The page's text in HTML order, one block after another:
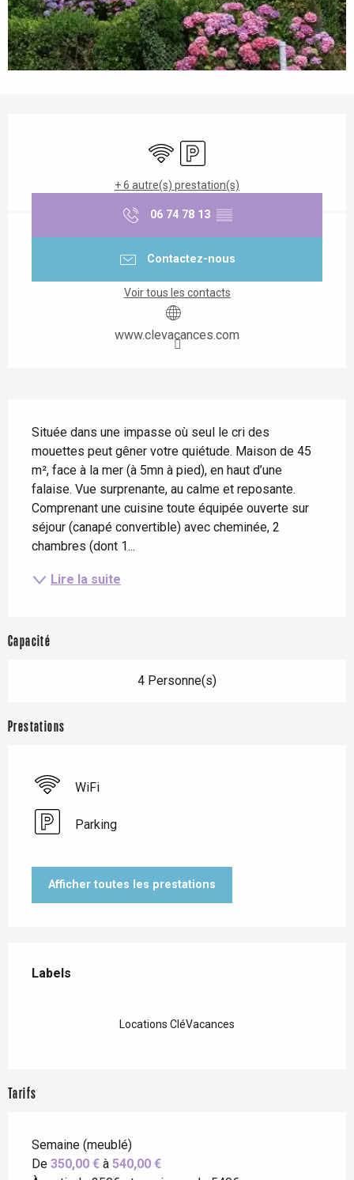
WiFi
Parking
+ 6 autre(s) prestation(s)
06 74 78 13 ▒▒
Contactez-nous
Voir tous les contacts
www.clevacances.com
Située dans une impasse où seul le cri des
mouettes peut gêner votre quiétude. Maison de 45
m², face à la mer (à 5mn à pied), en haut d’une
falaise. Vue surprenante, au calme et reposante.
Comprenant une cuisine toute équipée ouverte sur
séjour (canapé convertible) avec cheminée, 2
chambres (dont 1...
Lire la suite
Capacité
4 Personne(s)
Prestations
WiFi
Parking
Afficher toutes les prestations
Labels
Labels
Locations CléVacances
Tarifs
Semaine (meublé)
De 350,00 € à 540,00 €